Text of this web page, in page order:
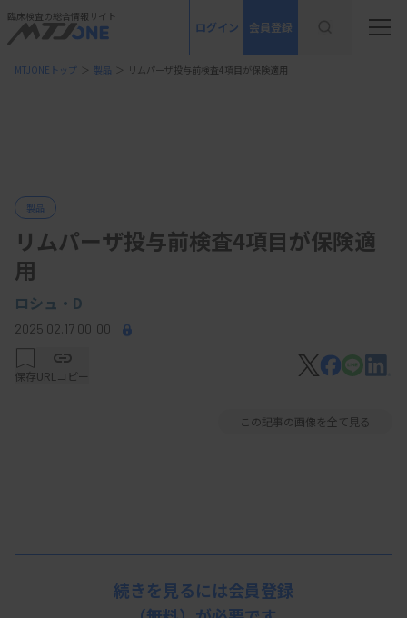
臨床検査の総合情報サイト
ログイン 会員登録
MTJONEトップ ＞ 製品 ＞ リムパーザ投与前検査4項目が保険適用
製品
リムパーザ投与前検査4項目が保険適
用
ロシュ・D
2025.02.17 00:00
保存URLコピー
この記事の画像を全て見る
続きを見るには会員登録